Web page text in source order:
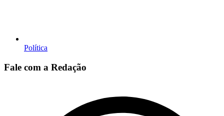
Política
Fale com a Redação